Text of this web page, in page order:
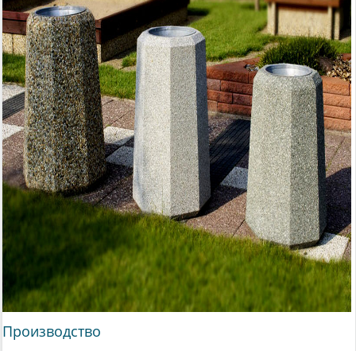
Производство